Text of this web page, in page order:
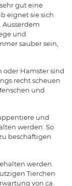
gut eine
eignet sie sich
und
sauber sein,
oder Hamster sind
recht scheuen
und
und
werden. So
beschäftigen
werden.
Tierchen
von ca.